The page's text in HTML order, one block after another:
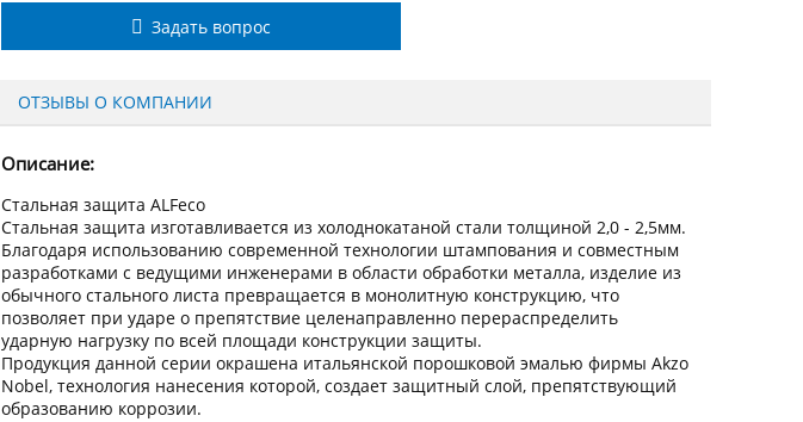
Задать вопрос
ОТЗЫВЫ О КОМПАНИИ
Описание:
Стальная защита ALFeco
Стальная защита изготавливается из холоднокатаной стали толщиной 2,0 - 2,5мм.
Благодаря использованию современной технологии штампования и совместным
разработками с ведущими инженерами в области обработки металла, изделие из
обычного стального листа превращается в монолитную конструкцию, что
позволяет при ударе о препятствие целенаправленно перераспределить
ударную нагрузку по всей площади конструкции защиты.
Продукция данной серии окрашена итальянской порошковой эмалью фирмы Akzo
Nobel, технология нанесения которой, создает защитный слой, препятствующий
образованию коррозии.